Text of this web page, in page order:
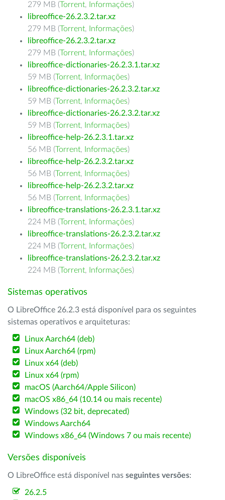
279 MB (Torrent, Informações)
libreoffice-26.2.3.2.tar.xz
279 MB (Torrent, Informações)
libreoffice-26.2.3.2.tar.xz
279 MB (Torrent, Informações)
libreoffice-dictionaries-26.2.3.1.tar.xz
59 MB (Torrent, Informações)
libreoffice-dictionaries-26.2.3.2.tar.xz
59 MB (Torrent, Informações)
libreoffice-dictionaries-26.2.3.2.tar.xz
59 MB (Torrent, Informações)
libreoffice-help-26.2.3.1.tar.xz
56 MB (Torrent, Informações)
libreoffice-help-26.2.3.2.tar.xz
56 MB (Torrent, Informações)
libreoffice-help-26.2.3.2.tar.xz
56 MB (Torrent, Informações)
libreoffice-translations-26.2.3.1.tar.xz
224 MB (Torrent, Informações)
libreoffice-translations-26.2.3.2.tar.xz
224 MB (Torrent, Informações)
libreoffice-translations-26.2.3.2.tar.xz
224 MB (Torrent, Informações)
Sistemas operativos
O LibreOffice 26.2.3 está disponível para os seguintes
sistemas operativos e arquiteturas:
Linux Aarch64 (deb)
Linux Aarch64 (rpm)
Linux x64 (deb)
Linux x64 (rpm)
macOS (Aarch64/Apple Silicon)
macOS x86_64 (10.14 ou mais recente)
Windows (32 bit, deprecated)
Windows Aarch64
Windows x86_64 (Windows 7 ou mais recente)
Versões disponíveis
O LibreOffice está disponível nas seguintes versões:
26.2.5